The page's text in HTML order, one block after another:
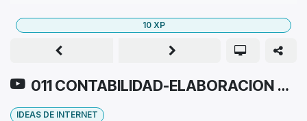
011 CONTABILIDAD-ELABORACION DE PLANILLAS DE IMPORTACION
10 XP
IDEAS DE INTERNET